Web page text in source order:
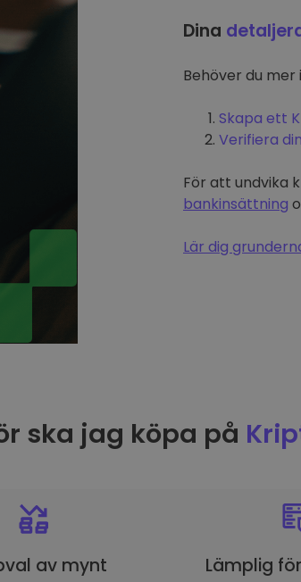
Dina
Behöver du
Skapa ett
Verifiera
För att undvika
bankinsättning
Lär dig
ska jag köpa på
av mynt Lämplig